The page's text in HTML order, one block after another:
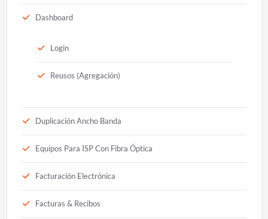
Dashboard
Login
Reusos (Agregación)
Duplicación Ancho Banda
Equipos Para ISP Con Fibra Óptica
Facturación Electrónica
Facturas & Recibos